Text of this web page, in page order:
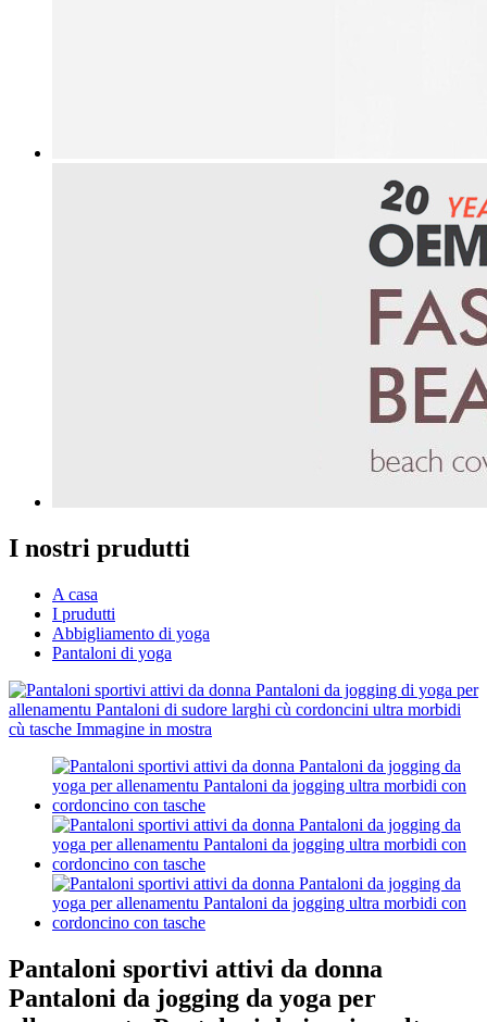
I nostri prudutti
A casa
I prudutti
Abbigliamento di yoga
Pantaloni di yoga
Pantaloni sportivi attivi da donna
Pantaloni da jogging da yoga per